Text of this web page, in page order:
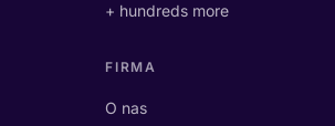
+ hundreds more
FIRMA
O nas